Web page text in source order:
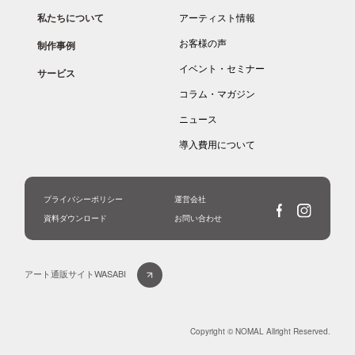
私たちについて
制作事例
サービス
アーティスト情報
お客様の声
イベント・セミナー
コラム・マガジン
ニュース
導入費用について
プライバシーポリシー
運営会社
資料ダウンロード
お問い合わせ
アート通販サイトWASABI
Copyright © NOMAL Allright Reserved.